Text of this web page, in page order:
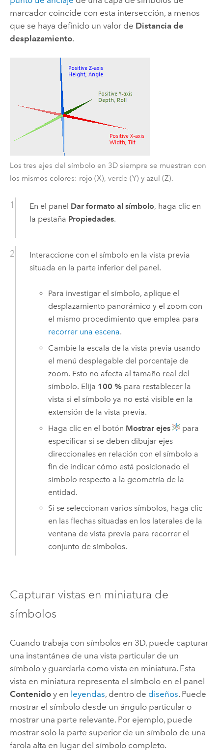
marcador coincide con esta intersección, a menos
que se haya definido un valor de Distancia de
desplazamiento.
Los tres ejes del símbolo en 3D siempre se muestran con
los mismos colores: rojo (X), verde (Y) y azul (Z).
En el panel Dar formato al símbolo, haga clic en
la pestaña Propiedades.
Interaccione con el símbolo en la vista previa
situada en la parte inferior del panel.
Para investigar el símbolo, aplique el
desplazamiento panorámico y el zoom con
el mismo procedimiento que emplea para
recorrer una escena.
Cambie la escala de la vista previa usando
el menú desplegable del porcentaje de
zoom. Esto no afecta al tamaño real del
símbolo. Elija 100 % para restablecer la
vista si el símbolo ya no está visible en la
extensión de la vista previa.
Haga clic en el botón Mostrar ejes
para
especificar si se deben dibujar ejes
direccionales en relación con el símbolo a
fin de indicar cómo está posicionado el
símbolo respecto a la geometría de la
entidad.
Si se seleccionan varios símbolos, haga clic
en las flechas situadas en los laterales de la
ventana de vista previa para recorrer el
conjunto de símbolos.
Capturar vistas en miniatura de
símbolos
Cuando trabaja con símbolos en 3D, puede capturar
una instantánea de una vista particular de un
símbolo y guardarla como vista en miniatura. Esta
vista en miniatura representa el símbolo en el panel
Contenidoy en leyendas, dentro de diseños. Puede
mostrar el símbolo desde un ángulo particular o
mostrar una parte relevante. Por ejemplo, puede
mostrar solo la parte superior de un símbolo de una
farola alta en lugar del símbolo completo.